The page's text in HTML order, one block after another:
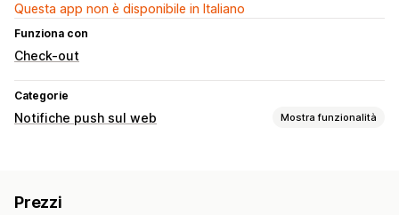
Questa app non è disponibile in Italiano
Funziona con
Check-out
Categorie
Notifiche push sul web Mostra funzionalità
Prezzi